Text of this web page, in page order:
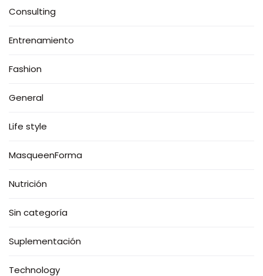
Consulting
Entrenamiento
Fashion
General
Life style
MasqueenForma
Nutrición
Sin categoría
Suplementación
Technology